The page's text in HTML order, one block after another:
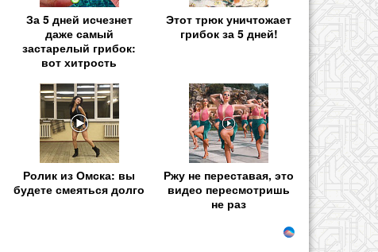
За 5 дней исчезнет
даже самый
застарелый грибок:
вот хитрость
Этот трюк уничтожает
грибок за 5 дней!
Ролик из Омска: вы
будете смеяться долго
Ржу не переставая, это
видео пересмотришь
не раз